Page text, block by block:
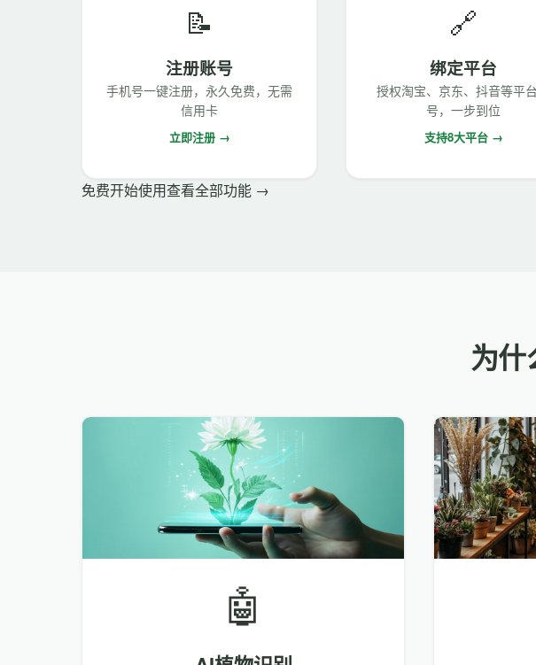
📝
注册账号
手机号一键注册，永久免费，无需
信用卡
立即注册 →
🔗
绑定平台
授权淘宝、京东、抖音等平
号，一步到位
支持8大平台 →
免费开始使用查看全部功能 →
为什
🤖